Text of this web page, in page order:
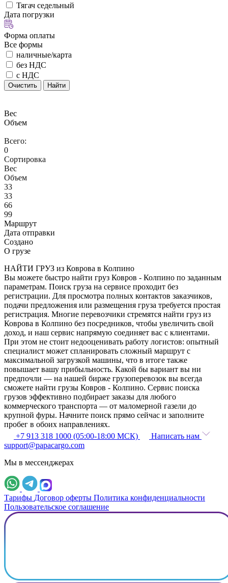
Тягач седельный
Дата погрузки
Форма оплаты
Все формы
наличные/карта
без НДС
с НДС
Очистить Найти
Вес
Объем
Всего:
0
Сортировка
Вес
Объем
33
33
66
99
Маршрут
Дата отправки
Создано
О грузе
НАЙТИ ГРУЗ из Коврова в Колпино
Вы можете быстро найти груз Ковров - Колпино по заданным
параметрам. Поиск груза на сервисе проходит без
регистрации. Для просмотра полных контактов заказчиков,
подачи предложения или размещения груза требуется простая
регистрация. Многие перевозчики стремятся найти груз из
Коврова в Колпино без посредников, чтобы увеличить свой
доход, и наш сервис напрямую соединяет вас с клиентами.
При этом не стоит недооценивать работу логистов: опытный
специалист может спланировать сложный маршрут с
максимальной загрузкой машины, что в итоге также
повышает вашу прибыльность. Какой бы вариант вы ни
предпочли — на нашей бирже грузоперевозок вы всегда
сможете найти грузы Ковров - Колпино. Сервис поиска
грузов эффективно подбирает заказы для любого
коммерческого транспорта — от маломерной газели до
крупной фуры. Начните поиск прямо сейчас и заполните
пробег в обоих направлениях.
+7 913 318 1000 (05:00-18:00 МСК)
Написать нам
support@papacargo.com
Мы в мессенджерах
Тарифы Договор оферты Политика конфиденциальности
Пользовательское соглашение